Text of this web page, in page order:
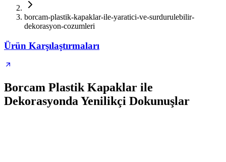
borcam-plastik-kapaklar-ile-yaratici-ve-surdurulebilir-
dekorasyon-cozumleri
Ürün Karşılaştırmaları
Borcam Plastik Kapaklar ile
Dekorasyonda Yenilikçi Dokunuşlar